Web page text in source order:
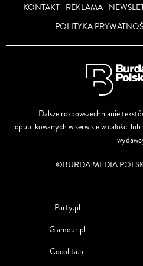
KONTAKT REKLAMA
POLITYKA
Dalsze rozpowszechnianie
opublikowanych w serwisie w całości
©BURDA MEDIA
Party.pl
Glamour.pl
Cocolita.pl